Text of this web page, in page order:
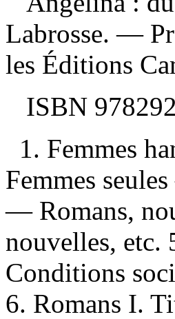
Labrosse. —
les Éditions
ISBN
1. Femmes
Femmes
— Romans,
nouvelles, etc.
Conditions
6. Romans I.